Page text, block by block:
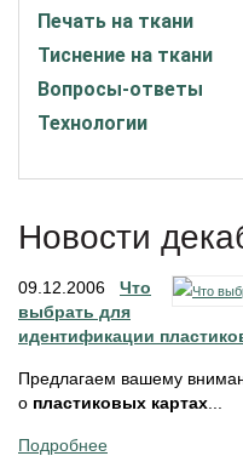
Печать на ткани
Тиснение на ткани
Вопросы-ответы
Технологии
Новости
09.12.2006 Что
выбрать для
идентификации
Предлагаем вашему
о пластиковых картах
Подробнее